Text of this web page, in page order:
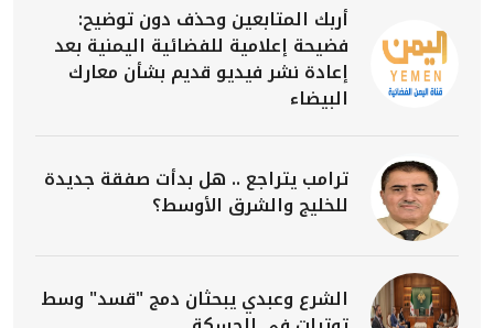
أربك المتابعين وحذف دون توضيح:
فضيحة إعلامية للفضائية اليمنية بعد
إعادة نشر فيديو قديم بشأن معارك
البيضاء
ترامب يتراجع .. هل بدأت صفقة جديدة
للخليج والشرق الأوسط؟
الشرع وعبدي يبحثان دمج "قسد" وسط